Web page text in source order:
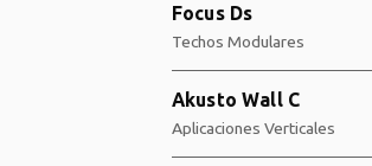
Focus Ds
Techos Modulares
Akusto Wall C
Aplicaciones Verticales